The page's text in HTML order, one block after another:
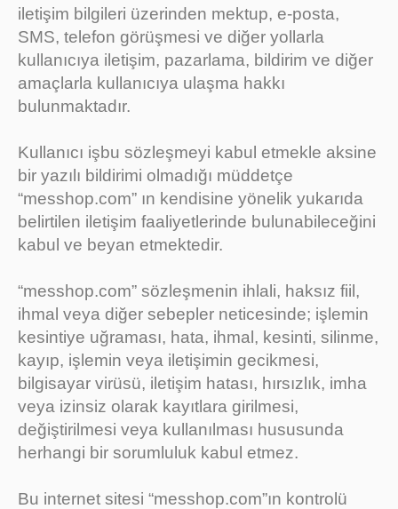
iletişim bilgileri üzerinden mektup, e-posta,
SMS, telefon görüşmesi ve diğer yollarla
kullanıcıya iletişim, pazarlama, bildirim ve diğer
amaçlarla kullanıcıya ulaşma hakkı
bulunmaktadır.
Kullanıcı işbu sözleşmeyi kabul etmekle aksine
bir yazılı bildirimi olmadığı müddetçe
“messhop.com” ın kendisine yönelik yukarıda
belirtilen iletişim faaliyetlerinde bulunabileceğini
kabul ve beyan etmektedir.
“messhop.com” sözleşmenin ihlali, haksız fiil,
ihmal veya diğer sebepler neticesinde; işlemin
kesintiye uğraması, hata, ihmal, kesinti, silinme,
kayıp, işlemin veya iletişimin gecikmesi,
bilgisayar virüsü, iletişim hatası, hırsızlık, imha
veya izinsiz olarak kayıtlara girilmesi,
değiştirilmesi veya kullanılması hususunda
herhangi bir sorumluluk kabul etmez.
Bu internet sitesi “messhop.com”ın kontrolü